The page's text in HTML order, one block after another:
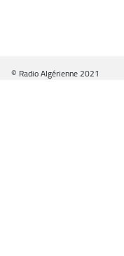
© Radio Algérienne 2021